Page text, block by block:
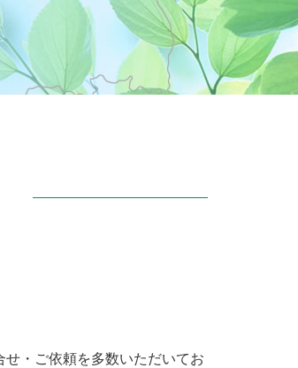
・ご依頼を多数いただいてお